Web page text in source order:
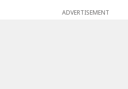
ADVERTISEMENT